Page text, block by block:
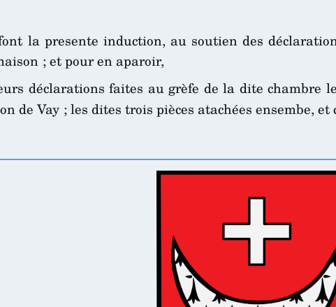
la presente induction, au soutien des
; et pour en aparoir,
déclarations faites au grèfe de la dite chambre
de Vay ; les dites trois pièces atachées ensembe, et